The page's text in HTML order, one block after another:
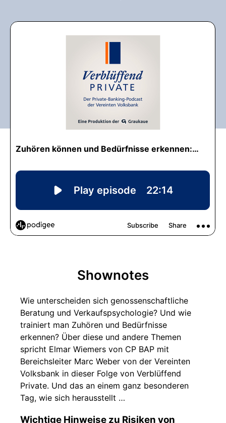
Shownotes
Wie unterscheiden sich genossenschaftliche
Beratung und Verkaufspsychologie? Und wie
trainiert man Zuhören und Bedürfnisse
erkennen? Über diese und andere Themen
spricht Elmar Wiemers von CP BAP mit
Bereichsleiter Marc Weber von der Vereinten
Volksbank in dieser Folge von Verblüffend
Private. Und das an einem ganz besonderen
Tag, wie sich herausstellt …
Wichtige Hinweise zu Risiken von